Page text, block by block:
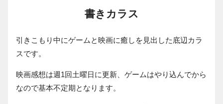
書きカラス
引きこもり中にゲームと映画に癒しを見出した底辺カラ
スです。
映画感想は週1回土曜日に更新、ゲームはやり込んでから
なので基本不定期となります。